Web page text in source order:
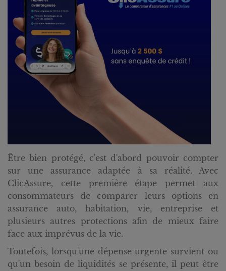
Être bien protégé, c'est d'abord pouvoir compter
sur une assurance adaptée à sa réalité. Avec
ClicAssure, cette première étape permet aux
consommateurs de comparer leurs options en
assurance auto, habitation, vie, entreprise et
plusieurs autres protections afin de mieux faire
face aux imprévus de la vie.
Toutefois, lorsqu'une dépense urgente survient ou
qu'un besoin de liquidités se présente, il peut être